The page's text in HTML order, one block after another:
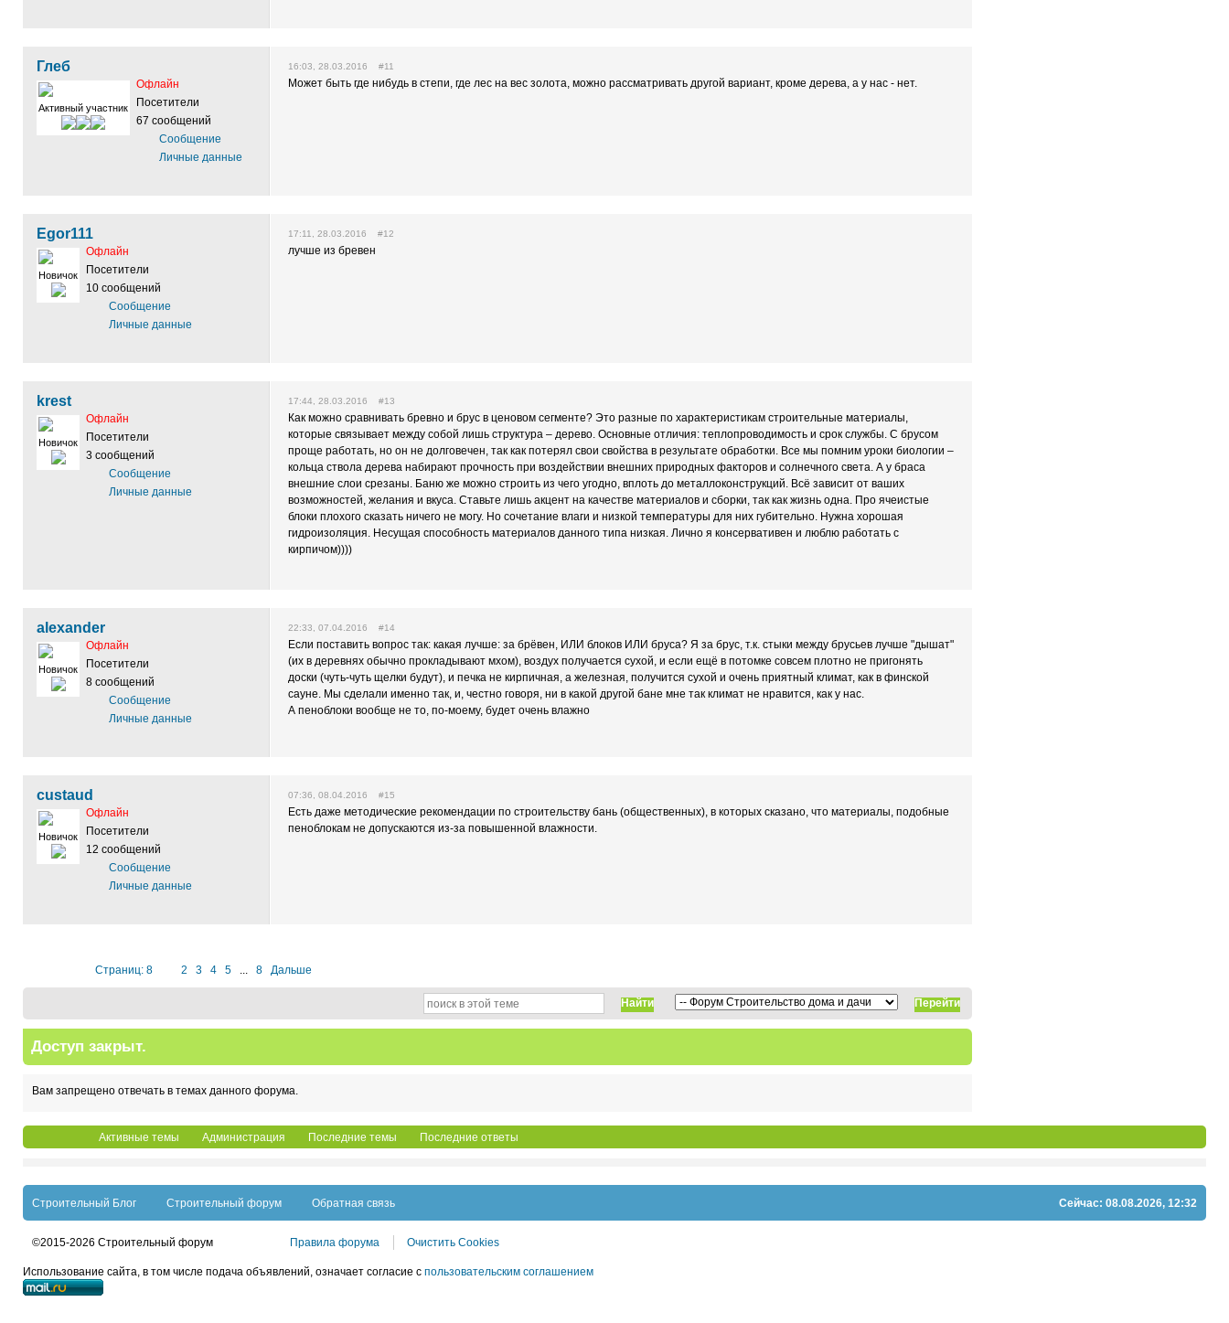
Глеб
Активный участник
Офлайн
Посетители
67 сообщений
Сообщение
Личные данные
16:03, 28.03.2016 #11
Может быть где нибудь в степи, где лес на вес золота, можно рассматривать другой вариант, кроме дерева, а у нас - нет.
Egor111
Новичок
Офлайн
Посетители
10 сообщений
Сообщение
Личные данные
17:11, 28.03.2016 #12
лучше из бревен
krest
Новичок
Офлайн
Посетители
3 сообщений
Сообщение
Личные данные
17:44, 28.03.2016 #13
Как можно сравнивать бревно и брус в ценовом сегменте? Это разные по характеристикам строительные материалы,
которые связывает между собой лишь структура – дерево. Основные отличия: теплопроводимость и срок службы. С брусом
проще работать, но он не долговечен, так как потерял свои свойства в результате обработки. Все мы помним уроки биологии –
кольца ствола дерева набирают прочность при воздействии внешних природных факторов и солнечного света. А у браса
внешние слои срезаны. Баню же можно строить из чего угодно, вплоть до металлоконструкций. Всё зависит от ваших
возможностей, желания и вкуса. Ставьте лишь акцент на качестве материалов и сборки, так как жизнь одна. Про ячеистые
блоки плохого сказать ничего не могу. Но сочетание влаги и низкой температуры для них губительно. Нужна хорошая
гидроизоляция. Несущая способность материалов данного типа низкая. Лично я консервативен и люблю работать с
кирпичом))))
alexander
Новичок
Офлайн
Посетители
8 сообщений
Сообщение
Личные данные
22:33, 07.04.2016 #14
Если поставить вопрос так: какая лучше: за брёвен, ИЛИ блоков ИЛИ бруса? Я за брус, т.к. стыки между брусьев лучше "дышат"
(их в деревнях обычно прокладывают мхом), воздух получается сухой, и если ещё в потомке совсем плотно не пригонять
доски (чуть-чуть щелки будут), и печка не кирпичная, а железная, получится сухой и очень приятный климат, как в финской
сауне. Мы сделали именно так, и, честно говоря, ни в какой другой бане мне так климат не нравится, как у нас.
А пеноблоки вообще не то, по-моему, будет очень влажно
custaud
Новичок
Офлайн
Посетители
12 сообщений
Сообщение
Личные данные
07:36, 08.04.2016 #15
Есть даже методические рекомендации по строительству бань (общественных), в которых сказано, что материалы, подобные
пеноблокам не допускаются из-за повышенной влажности.
Страниц: 8 2 3 4 5 ... 8 Дальше
Перейти
Найти
Доступ закрыт.
Вам запрещено отвечать в темах данного форума.
Активные темы Администрация Последние темы Последние ответы
Строительный Блог Строительный форум Обратная связь Сейчас: 08.08.2026, 12:32
©2015-2026 Строительный форум Правила форума Очистить Cookies
Использование сайта, в том числе подача объявлений, означает согласие с пользовательским соглашением